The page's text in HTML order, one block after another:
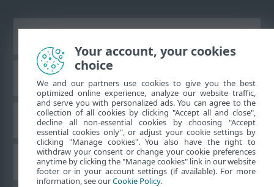
ESET teadmistebaas
ESET-i foorum
Piirkondlik tugi
Your account, your cookies
choice
We and our partners use cookies to give you the best
optimized online experience, analyze our website traffic,
and serve you with personalized ads. You can agree to the
collection of all cookies by clicking "Accept all and close",
decline all non-essential cookies by choosing "Accept
essential cookies only", or adjust your cookie settings by
clicking "Manage cookies". You also have the right to
withdraw your consent or change your cookie preferences
anytime by clicking the "Manage cookies" link in our website
footer or in your account settings (if available). For more
information, see ourCookie Policy.